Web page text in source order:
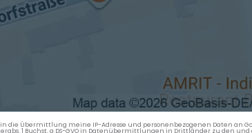
Übermittlung meine IP-Adresse und personenbezogenen Daten an
1 Buchst. a DS-GVO in Datenübermittlungen in Drittländer zu den